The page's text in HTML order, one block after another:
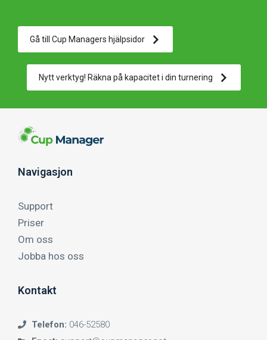
Gå till Cup Managers hjälpsidor
Nytt verktyg! Räkna på kapacitet i din turnering
Navigasjon
Support
Priser
Om oss
Jobba hos oss
Kontakt
Telefon: 046-52580